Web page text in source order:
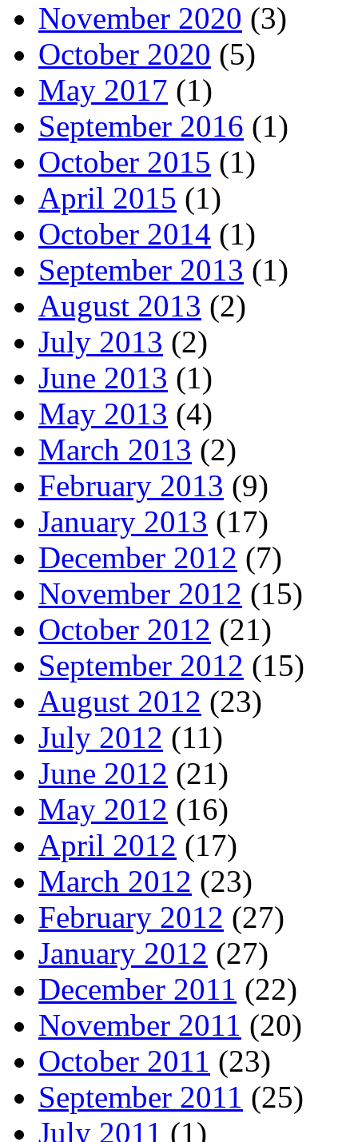
November 2020 (3)
October 2020 (5)
May 2017 (1)
September 2016 (1)
October 2015 (1)
April 2015 (1)
October 2014 (1)
September 2013 (1)
August 2013 (2)
July 2013 (2)
June 2013 (1)
May 2013 (4)
March 2013 (2)
February 2013 (9)
January 2013 (17)
December 2012 (7)
November 2012 (15)
October 2012 (21)
September 2012 (15)
August 2012 (23)
July 2012 (11)
June 2012 (21)
May 2012 (16)
April 2012 (17)
March 2012 (23)
February 2012 (27)
January 2012 (27)
December 2011 (22)
November 2011 (20)
October 2011 (23)
September 2011 (25)
July 2011 (1)